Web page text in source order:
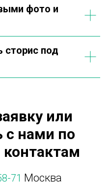
фото и
сторис под
или
с нами по
71 Москва